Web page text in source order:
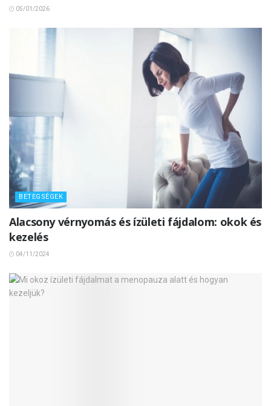
05/01/2026
BETEGSÉGEK
Alacsony vérnyomás és ízületi fájdalom: okok és
kezelés
04/11/2024